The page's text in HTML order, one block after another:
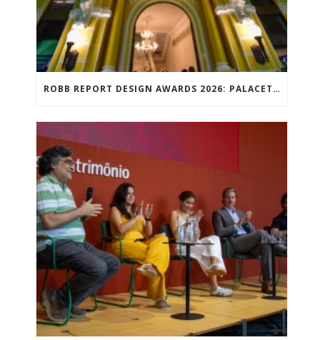
ROBB REPORT DESIGN AWARDS 2026: PALACETE TIRACHAPÉU VENCE PRÊMIO NACIONAL DE DESIGN NA CATEGORIA MELHOR PROJETO PARA A CULTURA